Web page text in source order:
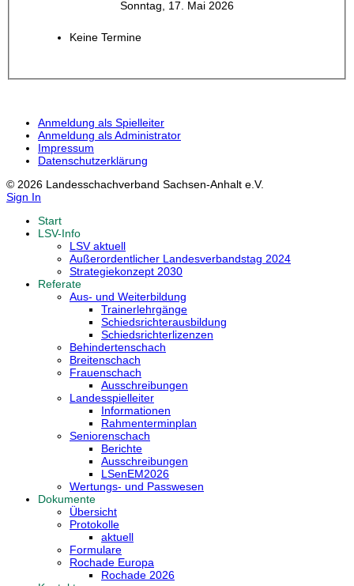
Sonntag, 17. Mai 2026
Keine Termine
Anmeldung als Spielleiter
Anmeldung als Administrator
Impressum
Datenschutzerklärung
© 2026 Landesschachverband Sachsen-Anhalt e.V.
Sign In
Start
LSV-Info
LSV aktuell
Außerordentlicher Landesverbandstag 2024
Strategiekonzept 2030
Referate
Aus- und Weiterbildung
Trainerlehrgänge
Schiedsrichterausbildung
Schiedsrichterlizenzen
Behindertenschach
Breitenschach
Frauenschach
Ausschreibungen
Landesspielleiter
Informationen
Rahmenterminplan
Seniorenschach
Berichte
Ausschreibungen
LSenEM2026
Wertungs- und Passwesen
Dokumente
Übersicht
Protokolle
aktuell
Formulare
Rochade Europa
Rochade 2026